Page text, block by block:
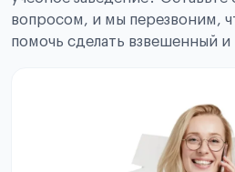
вопросом, и мы перезвоним,
помочь сделать взвешенный